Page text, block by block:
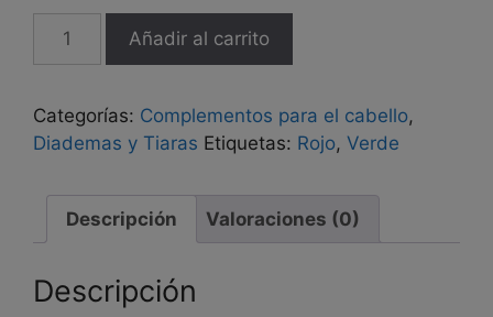
Diadema
mano
"Cuadro
cantidad
Añadir al carrito
Categorías: Complementos para el cabello,
Diademas y Tiaras Etiquetas: Rojo, Verde
Descripción Valoraciones (0)
Descripción